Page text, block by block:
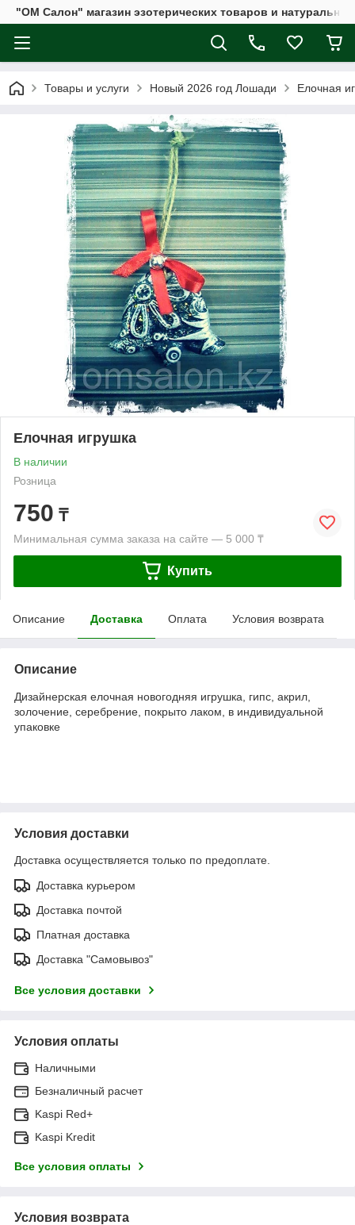
"ОМ Салон" магазин эзотерических товаров и
Товары и услуги Новый 2026 год Лошади Елочная
Елочная игрушка
В наличии
Розница
750 ₸
Минимальная сумма заказа на сайте — 5 000 ₸
Купить
Описание Доставка Оплата Условия возврата
Описание
Дизайнерская елочная новогодняя игрушка, гипс, акрил,
золочение, серебрение, покрыто лаком, в индивидуальной
упаковке
Условия доставки
Доставка осуществляется только по предоплате.
Доставка курьером
Доставка почтой
Платная доставка
Доставка "Самовывоз"
Все условия доставки
Условия оплаты
Наличными
Безналичный расчет
Kaspi Red+
Kaspi Kredit
Все условия оплаты
Условия возврата